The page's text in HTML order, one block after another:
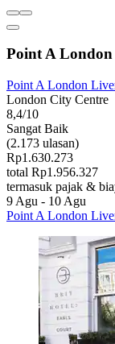
Point A
Point A London
London City Centre
8,4/10
Sangat Baik
(2.173 ulasan)
Rp1.630.273
total Rp1.956.327
termasuk pajak &
9 Agu - 10 Agu
Point A London